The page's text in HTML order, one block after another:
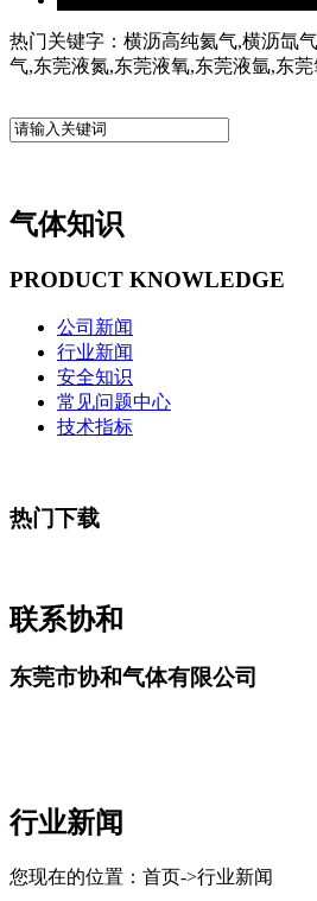
热门关键字：横沥高纯氦气,横沥氙
气,东莞液氮,东莞液氧,东莞液氩,东
气体知识
PRODUCT KNOWLEDGE
公司新闻
行业新闻
安全知识
常见问题中心
技术指标
热门下载
联系协和
东莞市协和气体有限公司
行业新闻
您现在的位置：首页->行业新闻